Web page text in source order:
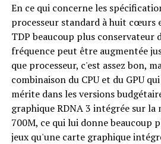
En ce qui concerne les
processeur standard à huit cœurs
TDP beaucoup plus conservateur
fréquence peut être augmentée
que processeur, c'est assez bon,
combinaison du CPU et du GPU
mérite dans les versions
graphique RDNA 3 intégrée sur la
700M, ce qui lui donne beaucoup
jeux qu'une carte graphique